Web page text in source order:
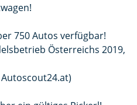
750 Autos verfügbar!
Österreichs 2019,